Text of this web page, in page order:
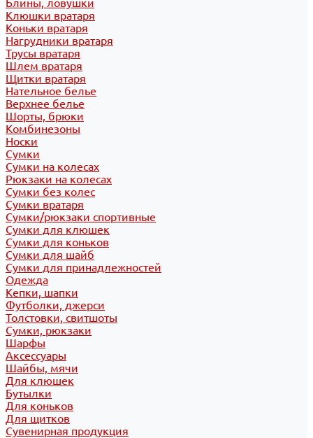
Блины, ловушки
Клюшки вратаря
Коньки вратаря
Нагрудники вратаря
Трусы вратаря
Шлем вратаря
Щитки вратаря
Нательное белье
Верхнее белье
Шорты, брюки
Комбинезоны
Носки
Сумки
Сумки на колесах
Рюкзаки на колесах
Сумки без колес
Сумки вратаря
Сумки/рюкзаки спортивные
Сумки для клюшек
Сумки для коньков
Сумки для шайб
Сумки для принадлежностей
Одежда
Кепки, шапки
Футболки, джерси
Толстовки, свитшоты
Сумки, рюкзаки
Шарфы
Аксессуары
Шайбы, мячи
Для клюшек
Бутылки
Для коньков
Для щитков
Сувенирная продукция